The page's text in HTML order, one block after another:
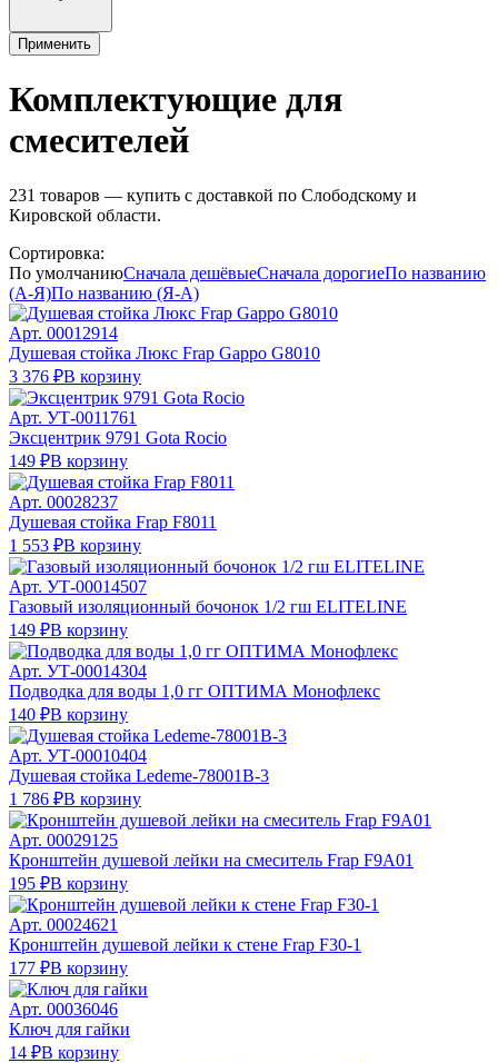
Применить
Комплектующие для
смесителей
231 товаров — купить с доставкой по Слободскому и
Кировской области.
Сортировка:
По умолчаниюСначала дешёвыеСначала дорогиеПо названию
(А-Я)По названию (Я-А)
Арт. 00012914
Душевая стойка Люкс Frap Gappo G8010
3 376 ₽В корзину
Арт. УТ-0011761
Эксцентрик 9791 Gota Rocio
149 ₽В корзину
Арт. 00028237
Душевая стойка Frap F8011
1 553 ₽В корзину
Арт. УТ-00014507
Газовый изоляционный бочонок 1/2 гш ELITELINE
149 ₽В корзину
Арт. УТ-00014304
Подводка для воды 1,0 гг ОПТИМА Монофлекс
140 ₽В корзину
Арт. УТ-00010404
Душевая стойка Ledeme-78001B-3
1 786 ₽В корзину
Арт. 00029125
Кронштейн душевой лейки на смеситель Frap F9А01
195 ₽В корзину
Арт. 00024621
Кронштейн душевой лейки к стене Frap F30-1
177 ₽В корзину
Арт. 00036046
Ключ для гайки
14 ₽В корзину